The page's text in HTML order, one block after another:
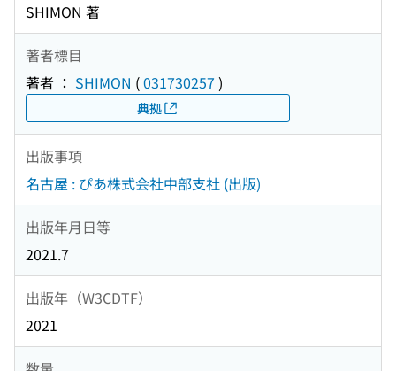
SHIMON 著
著者標目
著者 ： SHIMON (031730257 )
典拠
出版事項
名古屋 : ぴあ株式会社中部支社 (出版)
出版年月日等
2021.7
出版年（W3CDTF）
2021